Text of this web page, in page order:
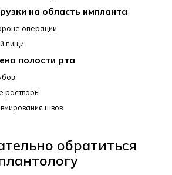
на область импланта
операции
пищи
полости рта
растворы
швов
обратиться